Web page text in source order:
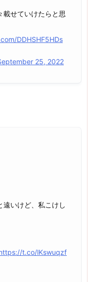
載せていけたらと思
DDHSHF5HDs
25, 2022
遠いけど、私こけし
t.co/lKswuqzf